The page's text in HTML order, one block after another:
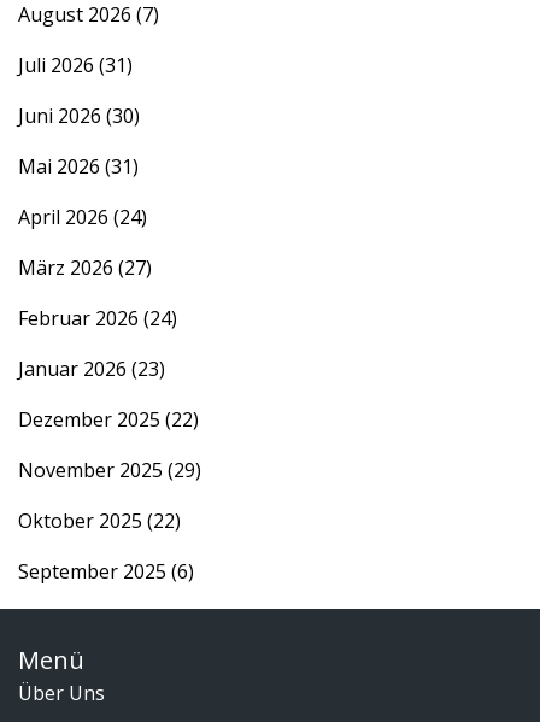
August 2026 (7)
Juli 2026 (31)
Juni 2026 (30)
Mai 2026 (31)
April 2026 (24)
März 2026 (27)
Februar 2026 (24)
Januar 2026 (23)
Dezember 2025 (22)
November 2025 (29)
Oktober 2025 (22)
September 2025 (6)
Menü
Über Uns